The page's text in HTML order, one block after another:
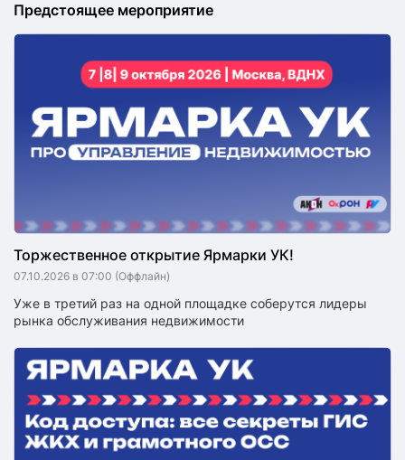
Предстоящее мероприятие
Торжественное открытие Ярмарки УК!
07.10.2026 в 07:00 (Оффлайн)
Уже в третий раз на одной площадке соберутся лидеры
рынка обслуживания недвижимости